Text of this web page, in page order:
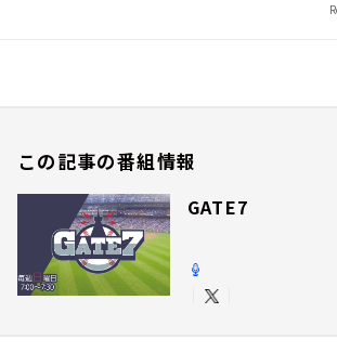
この記事の番組情報
GATE7